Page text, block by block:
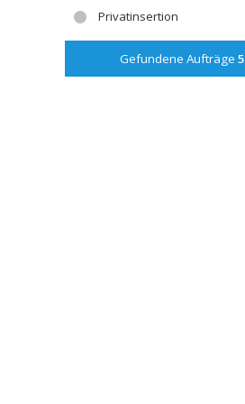
Privatinsertion
Gefundene Aufträge5